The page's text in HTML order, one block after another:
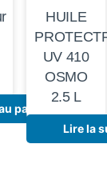
panier
HUILE
UV 410
OSMO
2.5 L
Lire la